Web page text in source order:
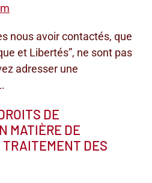
nous avoir contactés, que
et Libertés”, ne sont pas
adresser une
DE
MATIÈRE DE
DES